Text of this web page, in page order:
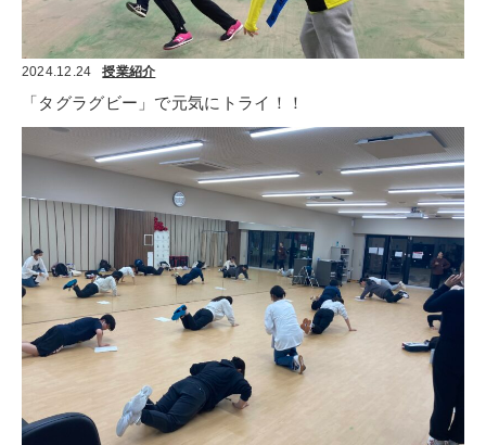
2024.12.24 授業紹介
「タグラグビー」で元気にトライ！！